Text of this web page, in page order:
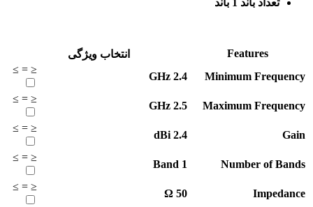
تعداد باند 1 باند
Features
انتخاب ویژگی
Minimum Frequency
2.4
GHz
≤
=
≥
Maximum Frequency
2.5
GHz
≤
=
≥
Gain
2.4
dBi
≤
=
≥
Number of Bands
1
Band
≤
=
≥
Impedance
50
Ω
≤
=
≥